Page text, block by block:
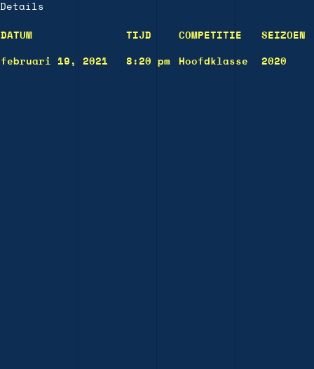
Details
DATUM TIJD COMPETITIE SEIZOEN
februari 19, 2021 8:20 pm Hoofdklasse 2020